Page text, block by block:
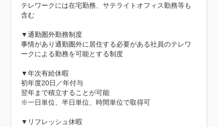
テレワークには在宅勤務、サテライトオフィス勤務等も
含む
▼通勤圏外勤務制度
事情があり通勤圏外に居住する必要がある社員のテレワ
ークによる勤務を可能とする制度
▼年次有給休暇
初年度20日／年付与
翌年まで積立することが可能
※一日単位、半日単位、時間単位で取得可
▼リフレッシュ休暇